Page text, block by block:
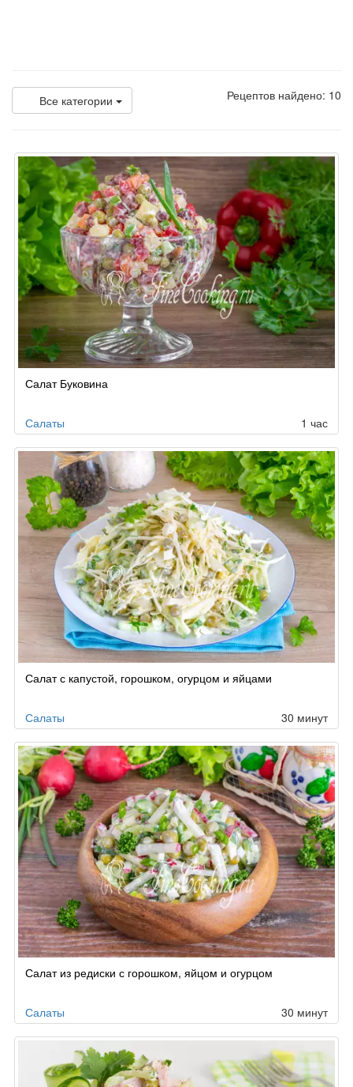
Все категории Рецептов найдено: 10
Салат Буковина
Салаты 1 час
Салат с капустой, горошком, огурцом и яйцами
Салаты 30 минут
Салат из редиски с горошком, яйцом и огурцом
Салаты 30 минут